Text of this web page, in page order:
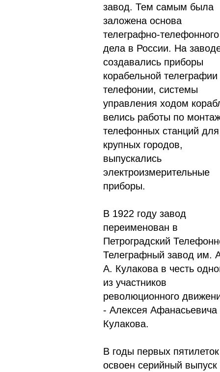
завод. Тем самым была
заложена основа
телеграфно-телефонного
дела в России. На
создавались приборы
корабельной телеграфии
телефонии, системы
управления ходом
велись работы по
телефонных станций для
крупных городов,
выпускались
электроизмерительные
приборы.
В 1922 году завод
переименован в
Петроградский
Телеграфный завод им.
А. Кулакова в честь
из участников
революционного
- Алексея Афанасьевича
Кулакова.
В годы первых пятилеток
освоен серийный выпуск